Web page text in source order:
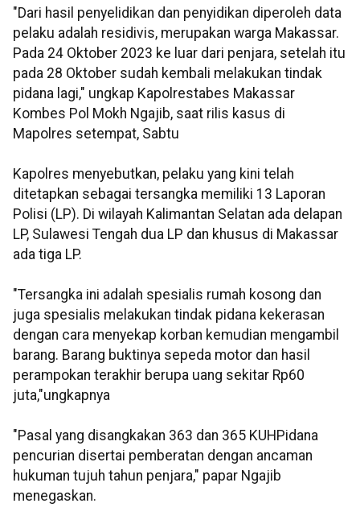
"Dari hasil penyelidikan dan penyidikan diperoleh data
pelaku adalah residivis, merupakan warga Makassar.
Pada 24 Oktober 2023 ke luar dari penjara, setelah itu
pada 28 Oktober sudah kembali melakukan tindak
pidana lagi," ungkap Kapolrestabes Makassar
Kombes Pol Mokh Ngajib, saat rilis kasus di
Mapolres setempat, Sabtu
Kapolres menyebutkan, pelaku yang kini telah
ditetapkan sebagai tersangka memiliki 13 Laporan
Polisi (LP). Di wilayah Kalimantan Selatan ada delapan
LP, Sulawesi Tengah dua LP dan khusus di Makassar
ada tiga LP.
"Tersangka ini adalah spesialis rumah kosong dan
juga spesialis melakukan tindak pidana kekerasan
dengan cara menyekap korban kemudian mengambil
barang. Barang buktinya sepeda motor dan hasil
perampokan terakhir berupa uang sekitar Rp60
juta,"ungkapnya
"Pasal yang disangkakan 363 dan 365 KUHPidana
pencurian disertai pemberatan dengan ancaman
hukuman tujuh tahun penjara," papar Ngajib
menegaskan.